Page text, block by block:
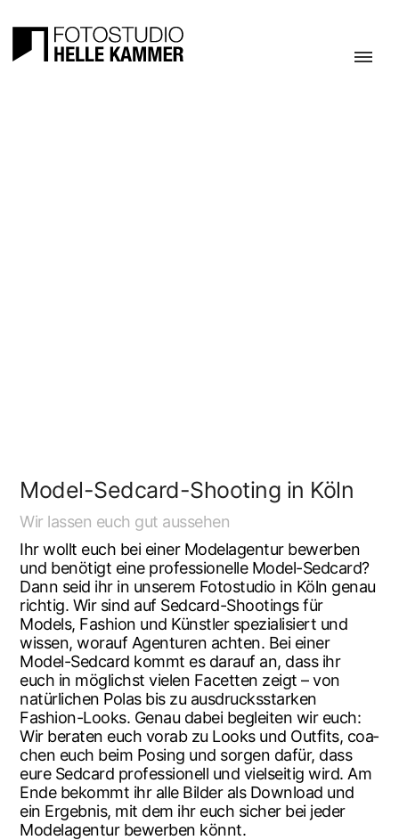
Model-Sedcard-Shoo­ting in Köln
Wir las­sen euch gut aussehen
Ihr wollt euch bei einer Model­agen­tur bewer­ben
und benö­tigt eine pro­fes­sio­nel­le Model-Sedcard?
Dann seid ihr in unse­rem Foto­stu­dio in Köln genau
rich­tig. Wir sind auf Sedcard-Shoo­tings für
Models, Fashion und Künst­ler spe­zia­li­siert und
wis­sen, wor­auf Agen­tu­ren ach­ten. Bei einer
Model-Sedcard kommt es dar­auf an, dass ihr
euch in mög­lichst vie­len Facet­ten zeigt – von
natür­li­chen Polas bis zu aus­drucks­star­ken
Fashion-Looks. Genau dabei beglei­ten wir euch:
Wir bera­ten euch vor­ab zu Looks und Out­fits, coa­
chen euch beim Posing und sor­gen dafür, dass
eure Sedcard pro­fes­sio­nell und viel­sei­tig wird. Am
Ende bekommt ihr alle Bil­der als Down­load und
ein Ergeb­nis, mit dem ihr euch sicher bei jeder
Model­agen­tur bewer­ben könnt.